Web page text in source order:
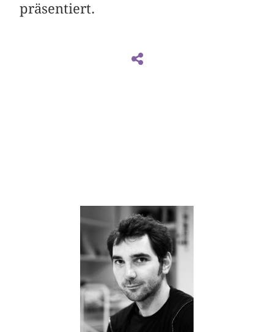
präsentiert.